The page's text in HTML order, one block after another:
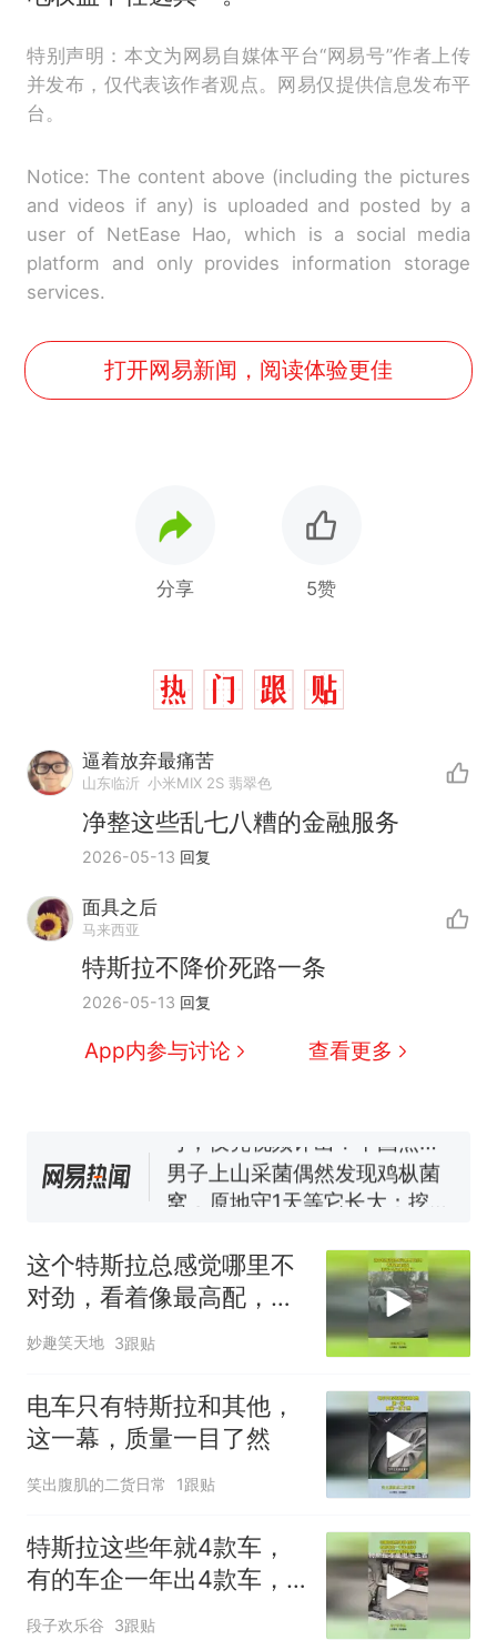
特别声明：本文为网易自媒体平台“网易号”作者上传
并发布，仅代表该作者观点。网易仅提供信息发布平
台。
Notice: The content above (including the pictures
and videos if any) is uploaded and posted by a
user of NetEase Hao, which is a social media
platform and only provides information storage
services.
打开网易新闻，阅读体验更佳
分享 5赞
逼着放弃最痛苦
山东临沂 小米MIX 2S 翡翠色
净整这些乱七八糟的金融服务
2026-05-13 回复
面具之后
马来西亚
特斯拉不降价死路一条
2026-05-13 回复
App内参与讨论 查看更多
热
那个在床头放菜刀的女孩，
因老师一句“跟我回家”改写了
人生
新 制裁瓜子饺子，美国怕什
协会回应
男子上山采菌偶然发现鸡枞菌
窝，原地守1天等它长大：挖了
回大海 目击者直呼震惊 （视频
来源：参考消息）
笔试第一被第二名传话劝弃考
官方通报
那个在床头放菜刀的女孩，
人生
这个特斯拉总感觉哪里不
对劲，看着像最高配，凑
近一看司机秒懂了
妙趣笑天地 3跟贴
电车只有特斯拉和其他，
这一幕，质量一目了然
笑出腹肌的二货日常 1跟贴
特斯拉这些年就4款车，
有的车企一年出4款车，
打开前备箱找到原因
段子欢乐谷 3跟贴